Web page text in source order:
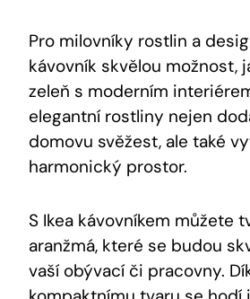
Pro milovníky rostlin a
kávovník skvělou možnost,
zeleň s moderním
elegantní rostliny nejen
domovu svěžest, ale také
harmonický prostor.
S Ikea kávovníkem můžete
aranžmá, které se budou
vaší obývací či pracovny.